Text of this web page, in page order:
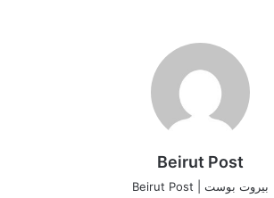
فالتحضير لمناسبة مميزة مع الشريك يعزز
تنظيم ميزانيتك بطريقة ذكية. لكن احذر
ضمانات مالية أو قروض. في المساء،
حركتك اليومية.
Beirut Post
بيروت بوست | Beirut Post